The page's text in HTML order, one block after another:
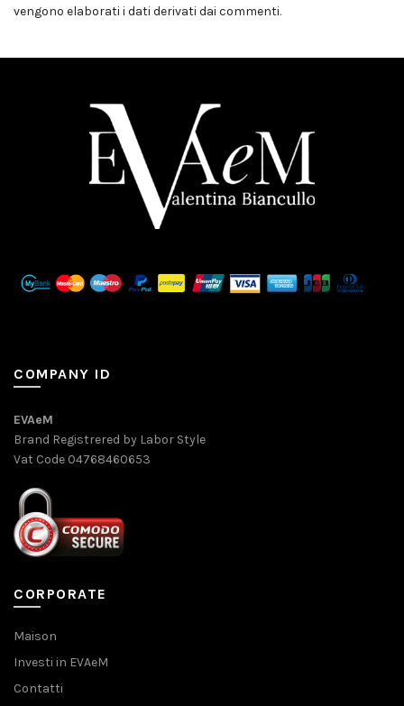
vengono elaborati i dati derivati dai commenti.
COMPANY ID
EVAeM
Brand Registrered by Labor Style
Vat Code 04768460653
CORPORATE
Maison
Investi in EVAeM
Contatti